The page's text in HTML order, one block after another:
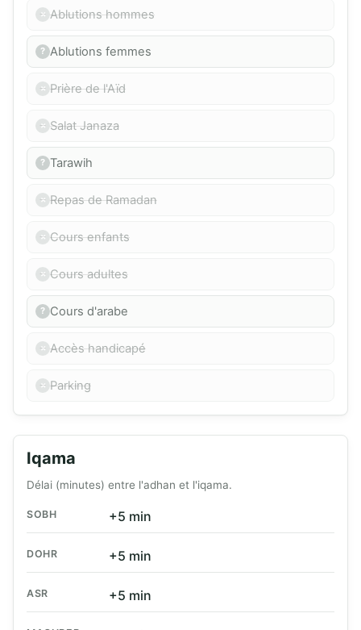
Ablutions hommes
Ablutions femmes
Prière de l'Aïd
Salat Janaza
Tarawih
Repas de Ramadan
Cours enfants
Cours adultes
Cours d'arabe
Accès handicapé
Parking
Iqama
Délai (minutes) entre l'adhan et l'iqama.
SOBH +5 min
DOHR +5 min
ASR +5 min